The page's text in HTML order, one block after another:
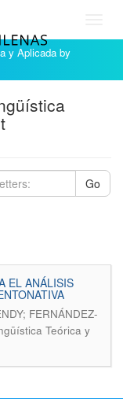
y Aplicada by
Go
EL ANÁLISIS
FERNÁNDEZ-
Teórica y